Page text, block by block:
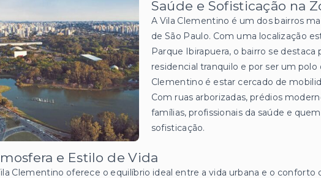
Saúde e Sofisticação na
A Vila Clementino é um dos bairros
de São Paulo. Com uma localização
Parque Ibirapuera, o bairro se
residencial tranquilo e por ser um polo
Clementino é estar cercado de
Com ruas arborizadas, prédios
famílias, profissionais da saúde e
sofisticação.
e Estilo de Vida
Clementino oferece o equilíbrio ideal entre a vida urbana e o conforto